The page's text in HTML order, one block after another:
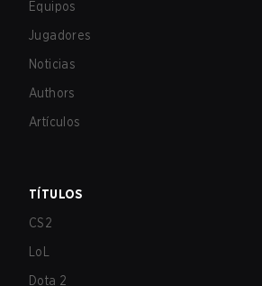
Equipos
Jugadores
Noticias
Authors
Artículos
TÍTULOS
CS2
LoL
Dota 2